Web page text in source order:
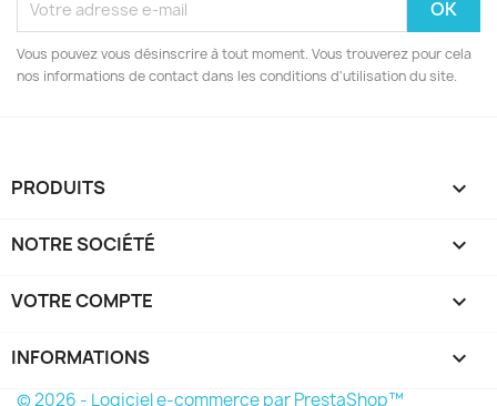
Vous pouvez vous désinscrire à tout moment. Vous trouverez pour cela
nos informations de contact dans les conditions d'utilisation du site.
PRODUITS 
NOTRE SOCIÉTÉ 
VOTRE COMPTE 
INFORMATIONS keyboard_arrow_down
© 2026 - Logiciel e-commerce par PrestaShop™